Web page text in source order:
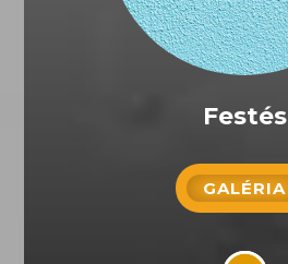
Festés
GALÉRIA